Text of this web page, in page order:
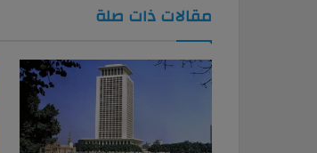
مقالات ذات صلة